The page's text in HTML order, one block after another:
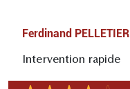
Ferdinand PELLETIER
Intervention rapide